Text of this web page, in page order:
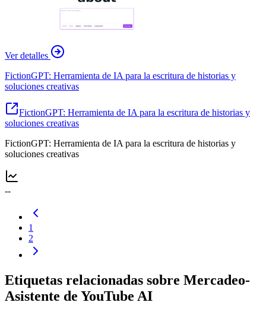
Ver detalles
FictionGPT: Herramienta de IA para la escritura de historias y
soluciones creativas
FictionGPT: Herramienta de IA para la escritura de historias y
soluciones creativas
FictionGPT: Herramienta de IA para la escritura de historias y
soluciones creativas
--
1
2
Etiquetas relacionadas sobre Mercadeo-
Asistente de YouTube AI